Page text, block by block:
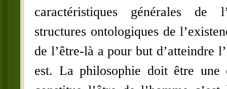
caractéristiques générales de
structures ontologiques de
de l’être-là a pour but d’atteindre
est. La philosophie doit être une